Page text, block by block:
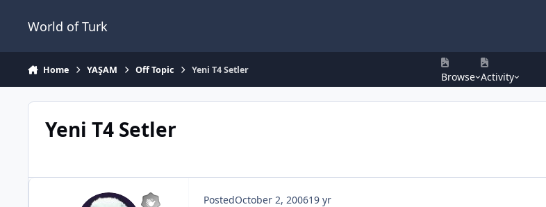
World of Turk
Home YAŞAM Off Topic Yeni T4 Setler
Browse Activity
Yeni T4 Setler
PostedOctober 2, 200619 yr